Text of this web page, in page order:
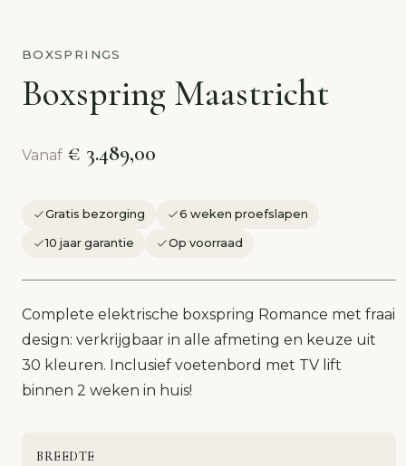
BOXSPRINGS
Boxspring Maastricht
Vanaf € 3.489,00
Gratis bezorging 6 weken proefslapen
10 jaar garantie Op voorraad
Complete elektrische boxspring Romance met fraai
design: verkrijgbaar in alle afmeting en keuze uit
30 kleuren. Inclusief voetenbord met TV lift
binnen 2 weken in huis!
BREEDTE